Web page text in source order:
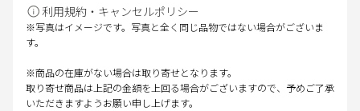
利用規約・キャンセルポリシー
※写真はイメージです。写真と全く同じ品物ではない場合がございま
す。
※商品の在庫がない場合は取り寄せとなります。
取り寄せ商品は上記の金額を上回る場合がございますので、予めご了承
いただきますようお願い申し上げます。